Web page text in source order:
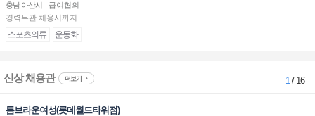
충남 아산시
급여협의
경력무관 채용시까지
스포츠의류 운동화
신상 채용관 더보기 1/ 16
톰브라운여성(롯데월드타워점)